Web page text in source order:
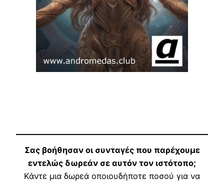
Σας βοήθησαν οι συνταγές που παρέχουμε
εντελώς δωρεάν σε αυτόν τον ιστότοπο;
Κάντε μια δωρεά οποιουδήποτε ποσού για να